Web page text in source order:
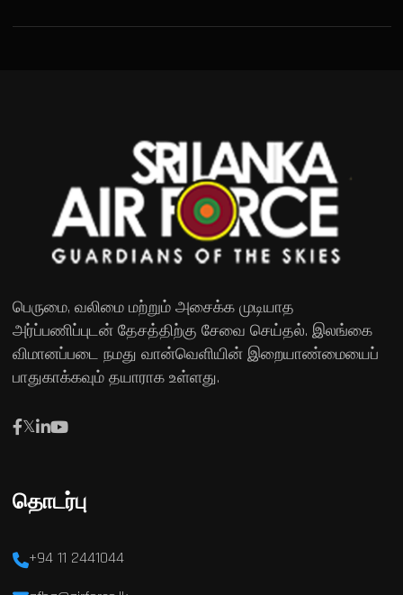
பெருமை, வலிமை மற்றும் அசைக்க முடியாத
அர்ப்பணிப்புடன் தேசத்திற்கு சேவை செய்தல். இலங்கை
விமானப்படை நமது வான்வெளியின் இறையாண்மையைப்
பாதுகாக்கவும் தயாராக உள்ளது.
தொடர்பு
+94 11 2441044